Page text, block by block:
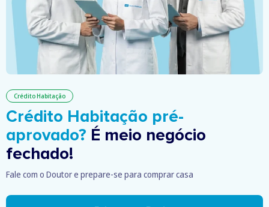
Crédito Habitação
Crédito Habitação pré-
aprovado? É meio negócio
fechado!
Fale com o Doutor e prepare-se para comprar casa